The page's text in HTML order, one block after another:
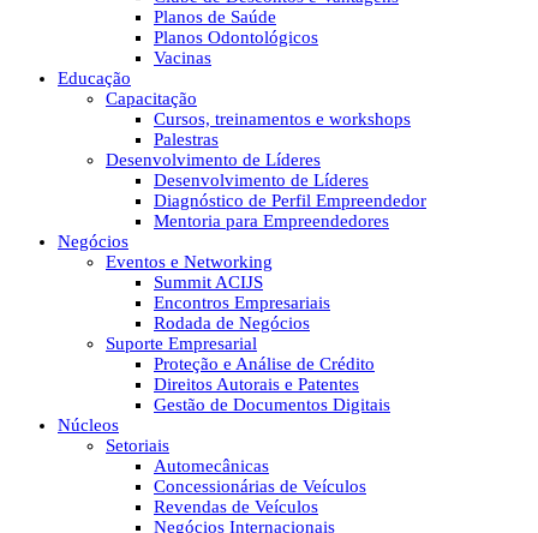
Planos de Saúde
Planos Odontológicos
Vacinas
Educação
Capacitação
Cursos, treinamentos e workshops
Palestras
Desenvolvimento de Líderes
Desenvolvimento de Líderes
Diagnóstico de Perfil Empreendedor
Mentoria para Empreendedores
Negócios
Eventos e Networking
Summit ACIJS
Encontros Empresariais
Rodada de Negócios
Suporte Empresarial
Proteção e Análise de Crédito
Direitos Autorais e Patentes
Gestão de Documentos Digitais
Núcleos
Setoriais
Automecânicas
Concessionárias de Veículos
Revendas de Veículos
Negócios Internacionais